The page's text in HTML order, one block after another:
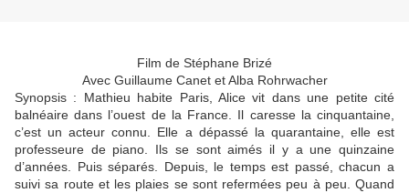
Film de Stéphane Brizé
Avec Guillaume Canet et Alba Rohrwacher
Synopsis : Mathieu habite Paris, Alice vit dans une petite cité
balnéaire dans l’ouest de la France. Il caresse la cinquantaine,
c’est un acteur connu. Elle a dépassé la quarantaine, elle est
professeure de piano. Ils se sont aimés il y a une quinzaine
d’années. Puis séparés. Depuis, le temps est passé, chacun a
suivi sa route et les plaies se sont refermées peu à peu. Quand